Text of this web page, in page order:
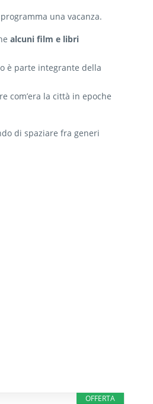
una vacanza.
alcuni film e libri
è parte integrante della
com’era la città in epoche
di spaziare fra generi
OFFERTA